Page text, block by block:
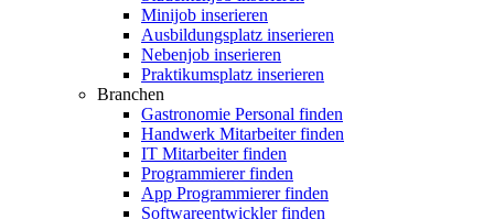
Minijob inserieren
Ausbildungsplatz inserieren
Nebenjob inserieren
Praktikumsplatz inserieren
Branchen
Gastronomie Personal finden
Handwerk Mitarbeiter finden
IT Mitarbeiter finden
Programmierer finden
App Programmierer finden
Softwareentwickler finden